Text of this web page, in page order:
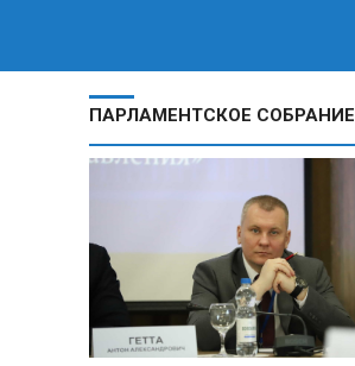
ПАРЛАМЕНТСКОЕ СОБРАНИЕ